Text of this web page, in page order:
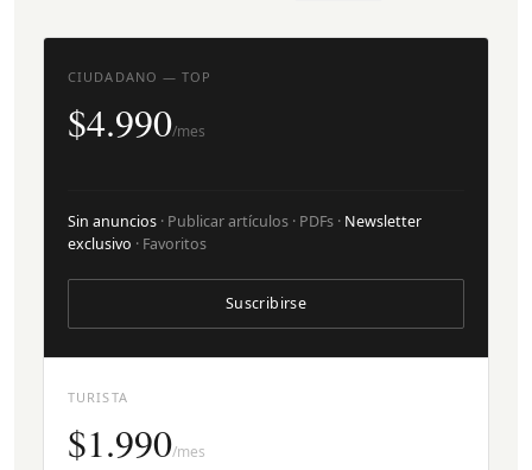
TURISTA
$1.990/mes
CIUDADANO — TOP
$4.990/mes
Sin anuncios · Publicar artículos · PDFs · Newsletter
exclusivo · Favoritos
Suscribirse